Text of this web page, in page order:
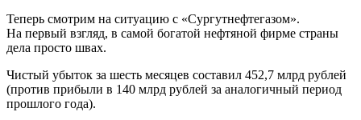
Теперь смотрим на ситуацию с «Сургутнефтегазом».
На первый взгляд, в самой богатой нефтяной фирме страны
дела просто швах.
Чистый убыток за шесть месяцев составил 452,7 млрд рублей
(против прибыли в 140 млрд рублей за аналогичный период
прошлого года).